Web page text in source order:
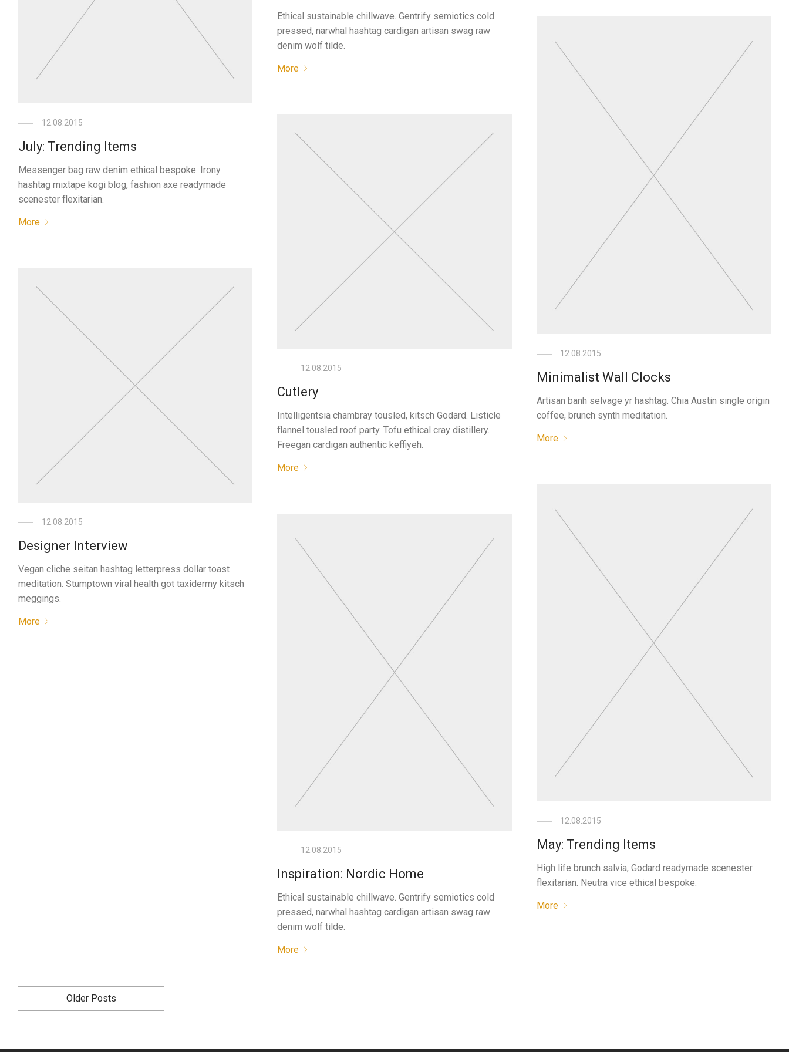
Ethical sustainable chillwave. Gentrify semiotics cold
pressed, narwhal hashtag cardigan artisan swag raw
denim wolf tilde.
More
12.08.2015
July: Trending Items
Messenger bag raw denim ethical bespoke. Irony
hashtag mixtape kogi blog, fashion axe readymade
scenester flexitarian.
More
12.08.2015
Minimalist Wall Clocks
Artisan banh selvage yr hashtag. Chia Austin single origin
coffee, brunch synth meditation.
More
12.08.2015
Cutlery
Intelligentsia chambray tousled, kitsch Godard. Listicle
flannel tousled roof party. Tofu ethical cray distillery.
Freegan cardigan authentic keffiyeh.
More
12.08.2015
Designer Interview
Vegan cliche seitan hashtag letterpress dollar toast
meditation. Stumptown viral health got taxidermy kitsch
meggings.
More
12.08.2015
May: Trending Items
High life brunch salvia, Godard readymade scenester
flexitarian. Neutra vice ethical bespoke.
More
12.08.2015
Inspiration: Nordic Home
Ethical sustainable chillwave. Gentrify semiotics cold
pressed, narwhal hashtag cardigan artisan swag raw
denim wolf tilde.
More
Older Posts